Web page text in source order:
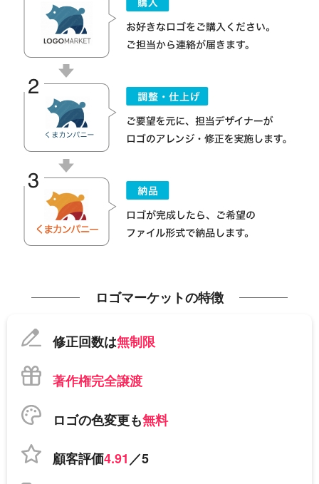
ロゴマーケットの特徴
修正回数は無制限
著作権完全譲渡
ロゴの色変更も無料
顧客評価4.91／5